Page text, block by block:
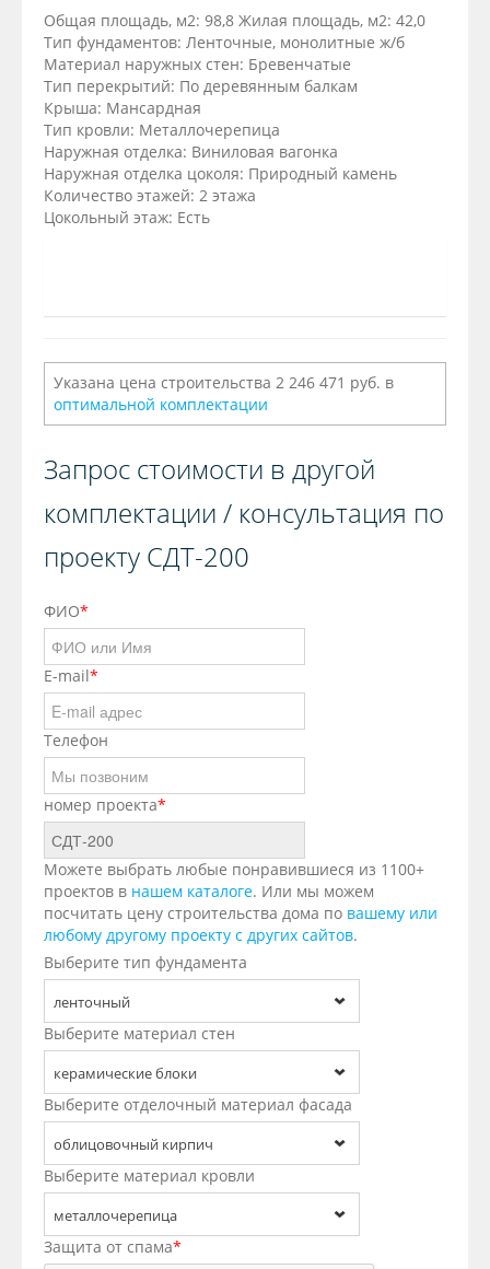
Общая площадь, м2: 98,8 Жилая площадь, м2: 42,0
Тип фундаментов: Ленточные, монолитные ж/б
Материал наружных стен: Бревенчатые
Тип перекрытий: По деревянным балкам
Крыша: Мансардная
Тип кровли: Металлочерепица
Наружная отделка: Виниловая вагонка
Наружная отделка цоколя: Природный камень
Количество этажей: 2 этажа
Цокольный этаж: Есть
Указана цена строительства 2 246 471 руб. в
оптимальной комплектации
Запрос стоимости в другой
комплектации / консультация по
проекту СДТ-200
ФИО*
E-mail*
Телефон
номер проекта*
Можете выбрать любые понравившиеся из 1100+
проектов в нашем каталоге. Или мы можем
посчитать цену строительства дома по вашему или
любому другому проекту с других сайтов.
Выберите тип фундамента
ленточный
Выберите материал стен
керамические блоки
Выберите отделочный материал фасада
облицовочный кирпич
Выберите материал кровли
металлочерепица
Защита от спама*